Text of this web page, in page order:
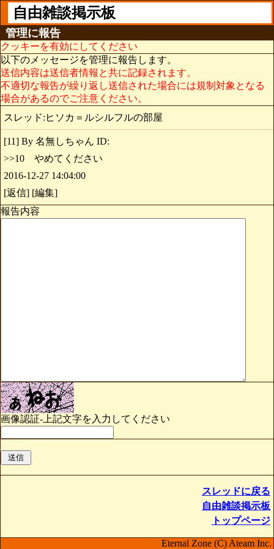
自由雑談掲示板
管理に報告
クッキーを有効にしてください
以下のメッセージを管理に報告します。
送信内容は送信者情報と共に記録されます。
不適切な報告が繰り返し送信された場合には規制対象となる
場合があるのでご注意ください。
スレッド:ヒソカ＝ルシルフルの部屋
[11] By 名無しちゃん ID:
>>10 やめてください
2016-12-27 14:04:00
[返信] [編集]
報告内容
画像認証-上記文字を入力してください
スレッドに戻る
自由雑談掲示板
トップページ
Eternal Zone (C) Ateam Inc.